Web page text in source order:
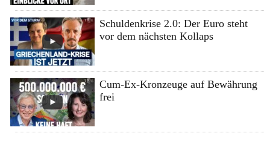
Schuldenkrise 2.0: Der Euro steht
vor dem nächsten Kollaps
Cum-Ex-Kronzeuge auf Bewährung
frei